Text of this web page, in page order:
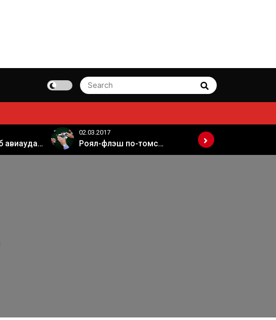
Search
for:
Search
США сообщили об авиаударе России по арабской коалиции в Сирии
02.03.2017
Роял-флэш по-томски